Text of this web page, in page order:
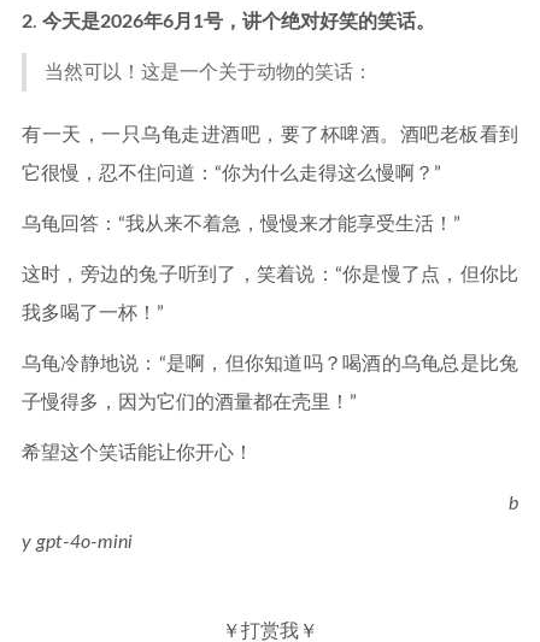
2. 今天是2026年6月1号，讲个绝对好笑的笑话。
当然可以！这是一个关于动物的笑话：
有一天，一只乌龟走进酒吧，要了杯啤酒。酒吧老板看到
它很慢，忍不住问道：“你为什么走得这么慢啊？”
乌龟回答：“我从来不着急，慢慢来才能享受生活！”
这时，旁边的兔子听到了，笑着说：“你是慢了点，但你比
我多喝了一杯！”
乌龟冷静地说：“是啊，但你知道吗？喝酒的乌龟总是比兔
子慢得多，因为它们的酒量都在壳里！”
希望这个笑话能让你开心！
b
y gpt-4o-mini
￥打赏我￥